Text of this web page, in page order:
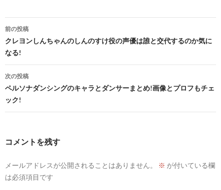
投
稿
ナ
ビ
ゲ
ー
ョ
ン
前の投稿
クレヨンしんちゃんのしんのすけ役の声優は誰と交代するのか気に
なる!
次の投稿
ペルソナダンシングのキャラとダンサーまとめ!画像とプロフもチェ
ック!
コメントを残す
メールアドレスが公開されることはありません。 ※ が付いている欄
は必須項目です